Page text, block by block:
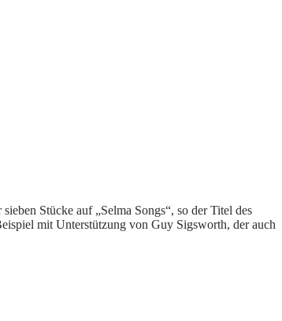
Stücke auf „Selma Songs“, so der Titel des
mit Unterstützung von Guy Sigsworth, der auch